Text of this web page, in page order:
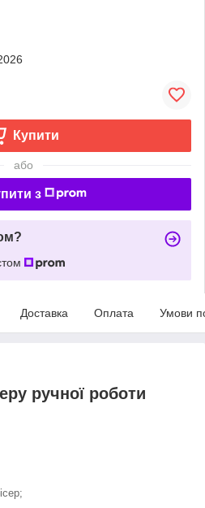
Купити
або
з
Доставка Оплата Умови
ручної роботи